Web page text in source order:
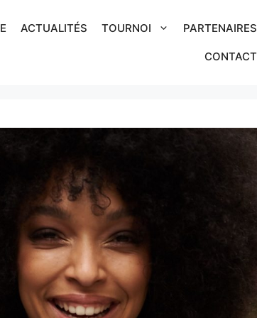
ACTUALITÉS TOURNOI PARTENAIRES
CONTACT